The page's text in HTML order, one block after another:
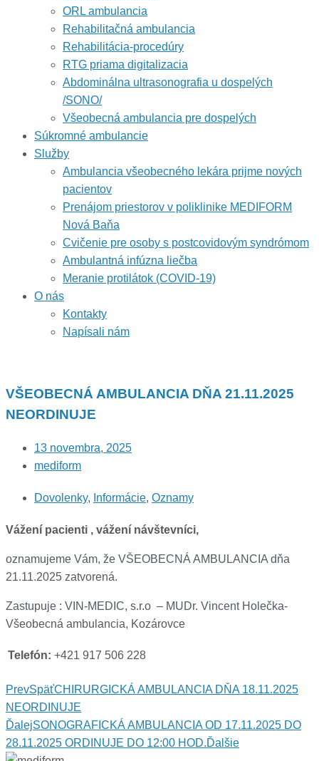
ORL ambulancia
Rehabilitačná ambulancia
Rehabilitácia-procedúry
RTG priama digitalizacia
Abdominálna ultrasonografia u dospelých
/SONO/
Všeobecná ambulancia pre dospelých
Súkromné ambulancie
Služby
Ambulancia všeobecného lekára prijme nových
pacientov
Prenájom priestorov v poliklinike MEDIFORM
Nová Baňa
Cvičenie pre osoby s postcovidovým syndrómom
Ambulantná infúzna liečba
Meranie protilátok (COVID-19)
O nás
Kontakty
Napísali nám
VŠEOBECNÁ AMBULANCIA DŇA 21.11.2025
NEORDINUJE
13 novembra, 2025
mediform
Dovolenky, Informácie, Oznamy
Vážení pacienti , vážení návštevníci,
oznamujeme Vám, že VŠEOBECNÁ AMBULANCIA dňa
21.11.2025 zatvorená.
Zastupuje : VIN-MEDIC, s.r.o – MUDr. Vincent Holečka-
Všeobecná ambulancia, Kozárovce
Telefón: +421 917 506 228
PrevSpäťCHIRURGICKÁ AMBULANCIA DŇA 18.11.2025
NEORDINUJE
ĎalejSONOGRAFICKÁ AMBULANCIA OD 17.11.2025 DO
28.11.2025 ORDINUJE DO 12:00 HOD.Ďalšie